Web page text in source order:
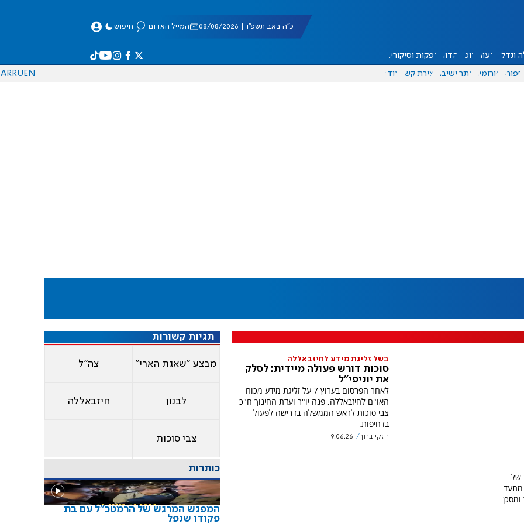
כ"ה באב תשפ"ו | 08/08/2026 המייל האדום חיפוש
ונדל"ן דעות אוכל יהדות הפקות וסיקורים
ספורט פורומים אתר ישיבה יצירת קשר עוד EN
RU
AR
בשל זליגת מידע לחיזבאללה
סוכות דורש פעולה מיידית: לסלק
את יוניפי"ל
לאחר הפרסום בערוץ 7 על זליגת מידע מכוח
האו"ם לחיזבאללה, פנה יו"ר ועדת החינוך ח"כ
צבי סוכות לראש הממשלה בדרישה לפעול
בדחיפות.
חזקי ברוך 9.06.26
של
מתעד
תגיות קשורות
מבצע "שאגת הארי" צה"ל
לבנון חיזבאללה
צבי סוכות
כותרות
המפגש המרגש של הרמטכ"ל עם בת
פקודו שנפל